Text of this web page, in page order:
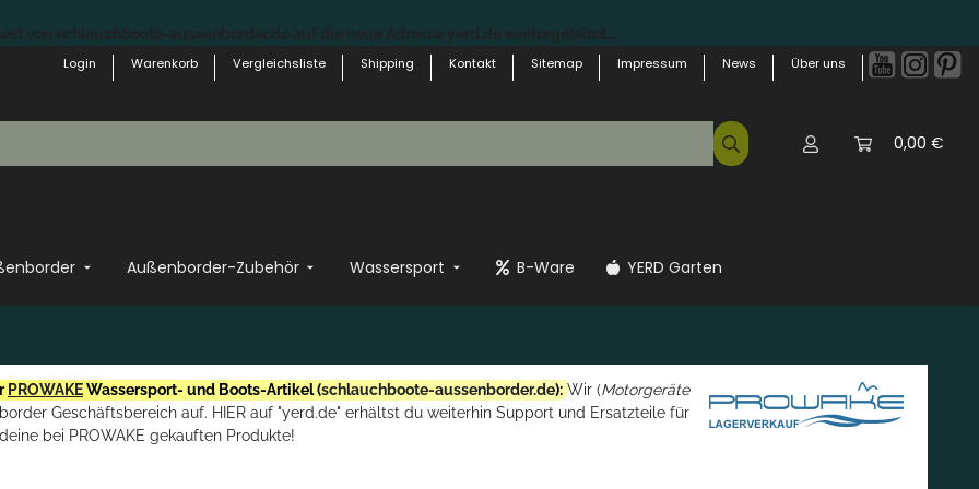
Login
Warenkorb Vergleichsliste Shipping Kontakt Sitemap Impressum News Über uns
0,00 €
Außenborder-Zubehör Wassersport B-Ware YERD Garten
PROWAKEWassersport- und Boots-Artikel (schlauchboote-aussenborder.de): Wir (Motorgeräte
Geschäftsbereich auf. HIER auf "yerd.de" erhältst du weiterhin Support und Ersatzteile für
deine bei PROWAKE gekauften Produkte!